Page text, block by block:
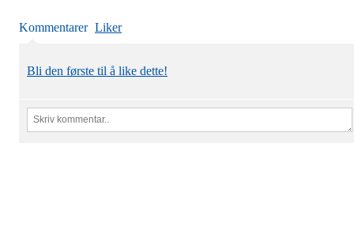
Kommentarer Liker
Bli den første til å like dette!